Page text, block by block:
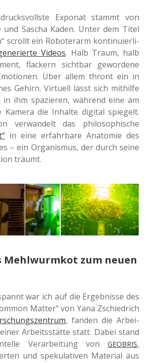
Expo­nat stammt von
und Sascha Kaden. Unter dem Titel
scrollt ein Robo­ter­arm kon­ti­nu­ier­li­
Videos. Halb Traum, halb
fla­ckern sicht­bar gewor­de­ne
Über allem thront ein in
Gehirn. Vir­tu­ell lässt sich mit­hil­fe
in ihm spa­zie­ren, wäh­rend eine am
Kamera die Inhal­te digi­tal spie­gelt.
ver­wan­delt das phi­lo­so­phi­sche
in eine erfahr­ba­re Ana­to­mie des
– ein Orga­nis­mus, der durch seine
träumt.
Mehlwurmkot zum neuen
war ich auf die Ergeb­nis­se des
Matter“ von Yana Zschied­rich
, fanden die Arbei­
Arbeits­stät­te statt. Dabei stand
Ver­ar­bei­tung von GEOBRIS,
und spe­ku­la­ti­ven Mate­ri­al aus